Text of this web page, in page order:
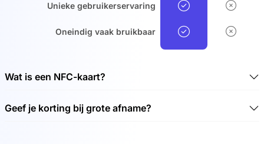
Unieke gebruikerservaring
Oneindig vaak bruikbaar
Wat is een NFC-kaart?
gegevens contactloos kunnen worden overgedragen.
Geef je korting bij grote afname?